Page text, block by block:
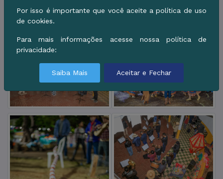
Por isso é importante que você aceite a política de uso
de cookies.
Para mais informações acesse nossa política de
privacidade:
Saiba Mais Aceitar e Fechar